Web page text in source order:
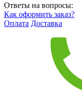
Ответы на вопросы:
Как оформить заказ?
Оплата Доставка